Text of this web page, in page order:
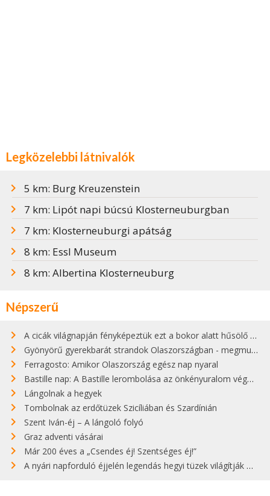
Legközelebbi látnivalók
5 km: Burg Kreuzenstein
7 km: Lipót napi búcsú Klosterneuburgban
7 km: Klosterneuburgi apátság
8 km: Essl Museum
8 km: Albertina Klosterneuburg
Népszerű
A cicák világnapján fényképeztük ezt a bokor alatt hűsölő cicát Kisorosziban
Gyönyörű gyerekbarát strandok Olaszországban - megmutatjuk a 15 legjobbat
Ferragosto: Amikor Olaszország egész nap nyaral
Bastille nap: A Bastille lerombolása az önkényuralom végét jelentette
Lángolnak a hegyek
Tombolnak az erdőtüzek Szicíliában és Szardínián
Szent Iván-éj – A lángoló folyó
Graz adventi vásárai
Már 200 éves a „Csendes éj! Szentséges éj!”
A nyári napforduló éjjelén legendás hegyi tüzek világítják meg Zugspitzét